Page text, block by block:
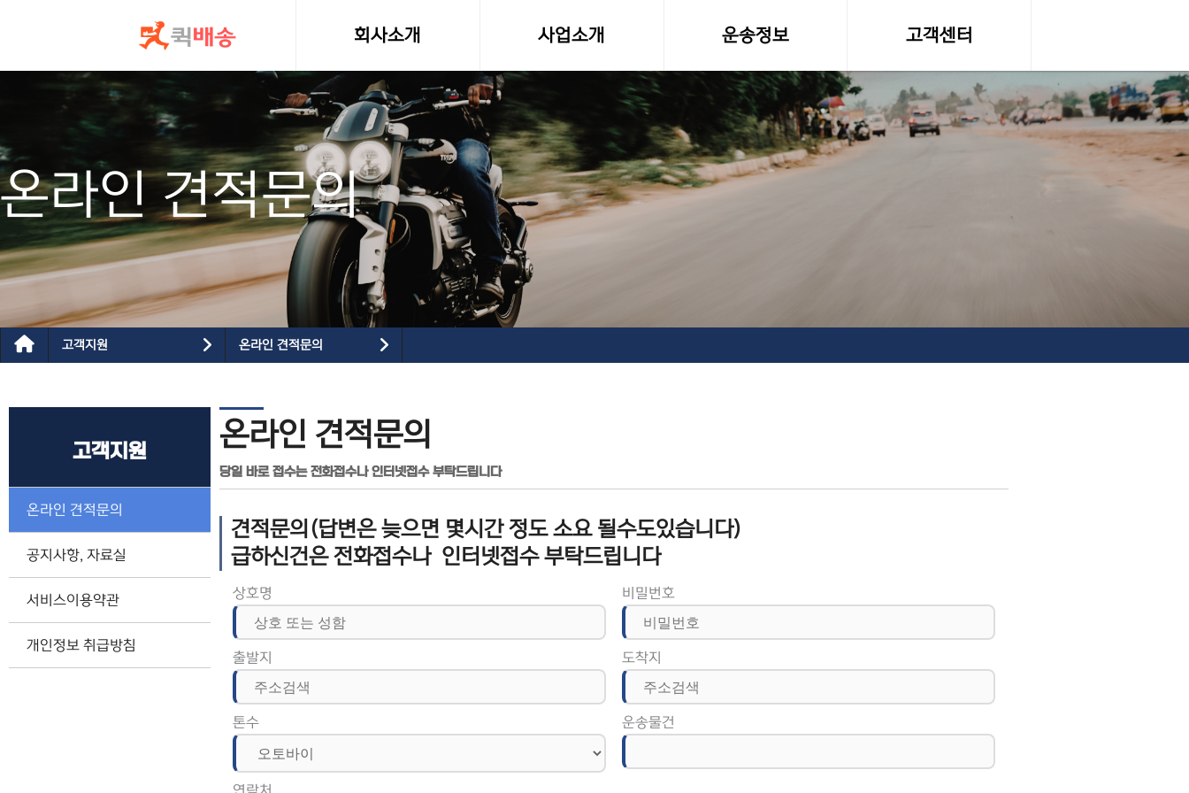
회사소개
인사말
사업소개
소형화물(다마스,라보)
전국화물운송
오토바이퀵사업부
전국당일연계배송
운송정보
화물차량제원
전국화물 운송료조회
화물운송 이용약관
고객센터
온라인 견적문의
공지사항, 자료실
온라인 견적문의
고객지원 온라인 견적문의
고객지원
온라인 견적문의
공지사항, 자료실
서비스이용약관
개인정보 취급방침
온라인 견적문의
당일 바로 접수는 전화접수나 인터넷접수 부탁드립니다
견적문의(답변은 늦으면 몇시간 정도 소요 될수도있습니다)
급하신건은 전화접수나 인터넷접수 부탁드립니다
상호명 비밀번호
출발지 도착지
톤수 운송물건